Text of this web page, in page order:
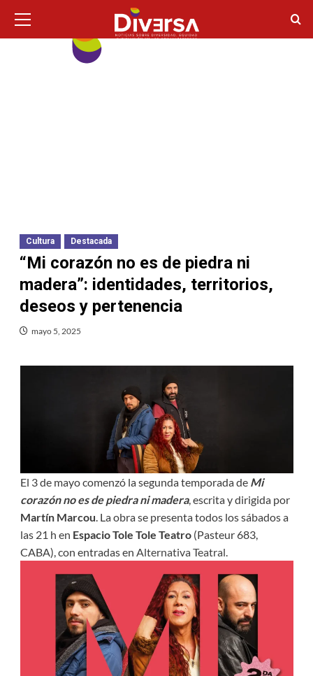
contenido
principal
Cultura Destacada
“Mi corazón no es de piedra ni
madera”: identidades, territorios,
deseos y pertenencia
mayo 5, 2025
El 3 de mayo comenzó la segunda temporada de Mi
corazón no es de piedra ni madera, escrita y dirigida por
Martín Marcou. La obra se presenta todos los sábados a
las 21 h en Espacio Tole Tole Teatro(Pasteur 683,
CABA), con entradas en Alternativa Teatral.